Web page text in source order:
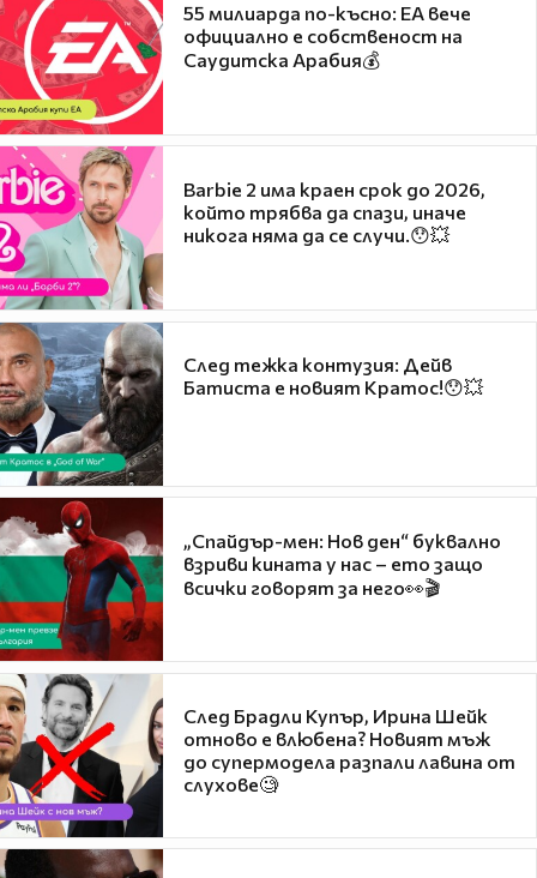
55 милиарда по-късно: EA вече
официално е собственост на
Саудитска Арабия💰
Barbie 2 има краен срок до 2026,
който трябва да спази, иначе
никога няма да се случи.😯💥
След тежка контузия: Дейв
Батиста е новият Кратос!😯💥
„Спайдър-мен: Нов ден“ буквално
взриви кината у нас – ето защо
всички говорят за него👀🎬
След Брадли Купър, Ирина Шейк
отново е влюбена? Новият мъж
до супермодела разпали лавина от
слухове🧐